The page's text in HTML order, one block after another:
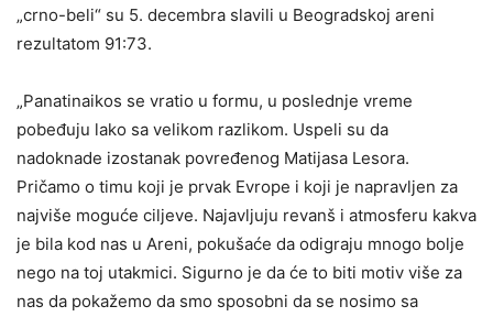
„crno-beli“ su 5. decembra slavili u Beogradskoj areni
rezultatom 91:73.
„Panatinaikos se vratio u formu, u poslednje vreme
pobeđuju lako sa velikom razlikom. Uspeli su da
nadoknade izostanak povređenog Matijasa Lesora.
Pričamo o timu koji je prvak Evrope i koji je napravljen za
najviše moguće ciljeve. Najavljuju revanš i atmosferu kakva
je bila kod nas u Areni, pokušaće da odigraju mnogo bolje
nego na toj utakmici. Sigurno je da će to biti motiv više za
nas da pokažemo da smo sposobni da se nosimo sa